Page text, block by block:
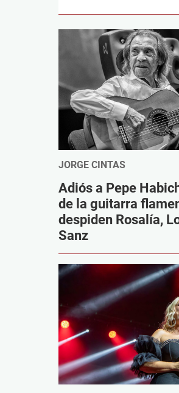
JORGE CINTAS
Adiós a Pepe
de la guitarra
despiden Rosalía,
Sanz